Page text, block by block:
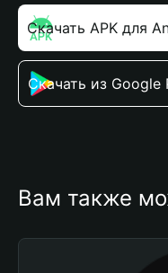
Скачать APK для
Скачать из Google
Вам также